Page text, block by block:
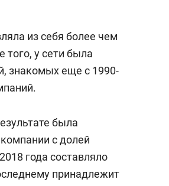
из себя более чем
того, у сети была
знакомых еще с 1990-
была
с долей
года составляло
принадлежит
Наседкина: «Ремонт